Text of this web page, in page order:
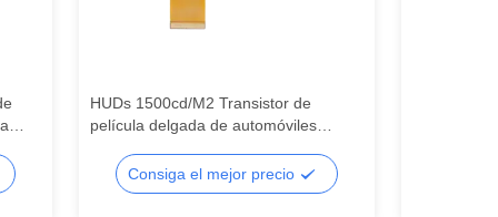
HUDs 1500cd/M2 Transistor de
película delgada de automóviles
mando, pantalla LCD de segmento,
segmento LCD
Consiga el mejor precio